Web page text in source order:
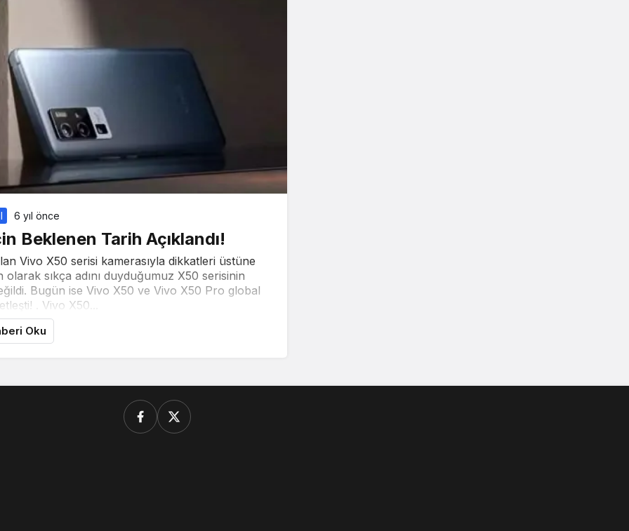
6 yıl önce
Beklenen Tarih Açıklandı!
Vivo X50 serisi kamerasıyla dikkatleri üstüne
sıkça adını duyduğumuz X50 serisinin
Bugün ise Vivo X50 ve Vivo X50 Pro global
. Vivo X50...
Oku